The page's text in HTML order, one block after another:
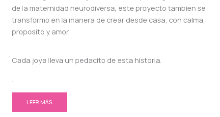
de la maternidad neurodiversa, este proyecto tambien se
transformo en la manera de crear desde casa, con calma,
proposito y amor.
Cada joya lleva un pedacito de esta historia.
.
LEER MÁS